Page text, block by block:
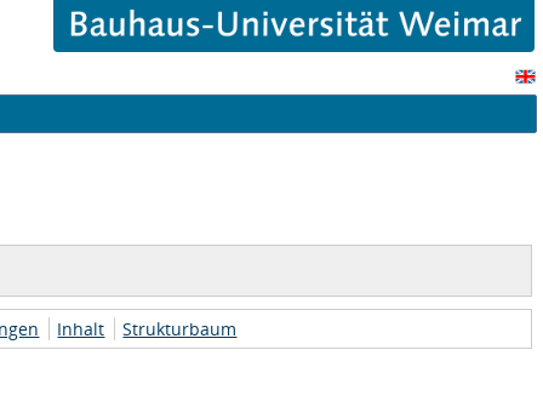
Inhalt Strukturbaum